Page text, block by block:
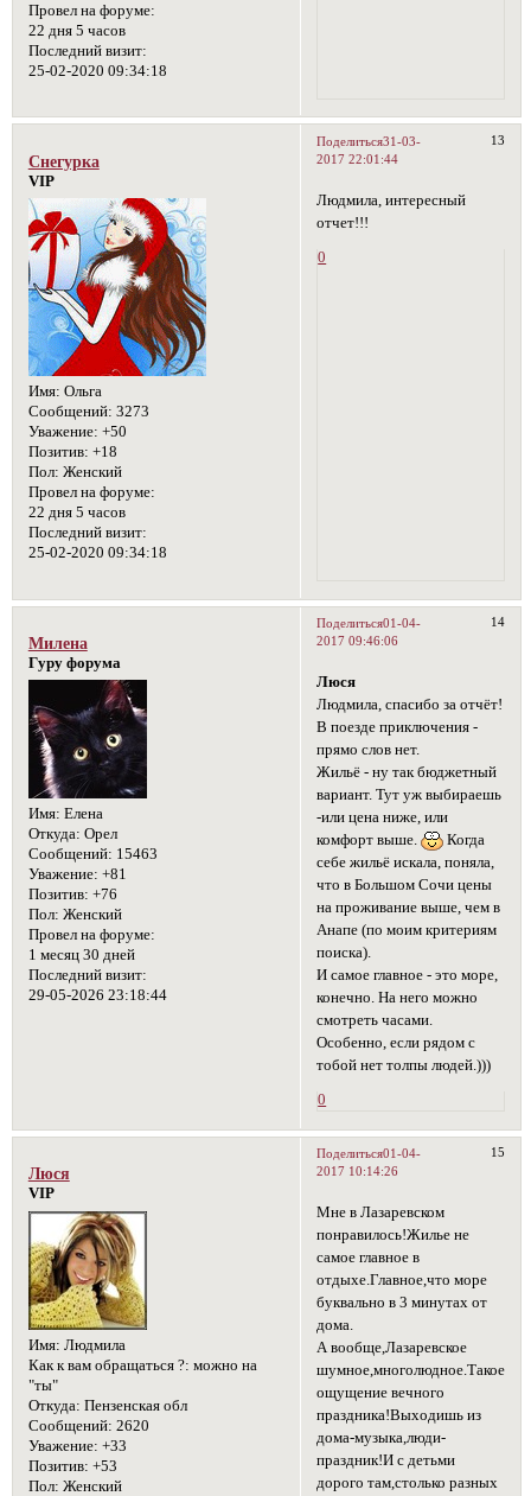
Провел на форуме:
22 дня 5 часов
Последний визит:
25-02-2020 09:34:18
Поделиться 13
31-03-
2017 22:01:44
Снегурка
VIP
Имя: Ольга
Сообщений: 3273
Уважение: +50
Позитив: +18
Пол: Женский
Провел на форуме:
22 дня 5 часов
Последний визит:
25-02-2020 09:34:18
Людмила, интересный
отчет!!!
0
Поделиться 14
01-04-
2017 09:46:06
Милена
Гуру форума
Имя: Елена
Откуда: Орел
Сообщений: 15463
Уважение: +81
Позитив: +76
Пол: Женский
Провел на форуме:
1 месяц 30 дней
Последний визит:
29-05-2026 23:18:44
Люся
Людмила, спасибо за отчёт!
В поезде приключения -
прямо слов нет.
Жильё - ну так бюджетный
вариант. Тут уж выбираешь
-или цена ниже, или
комфорт выше.
Когда
себе жильё искала, поняла,
что в Большом Сочи цены
на проживание выше, чем в
Анапе (по моим критериям
поиска).
И самое главное - это море,
конечно. На него можно
смотреть часами.
Особенно, если рядом с
тобой нет толпы людей.)))
0
Поделиться 15
01-04-
2017 10:14:26
Люся
VIP
Имя: Людмила
Как к вам обращаться ?: можно на
"ты"
Откуда: Пензенская обл
Сообщений: 2620
Уважение: +33
Позитив: +53
Пол: Женский
Мне в Лазаревском
понравилось!Жилье не
самое главное в
отдыхе.Главное,что море
буквально в 3 минутах от
дома.
А вообще,Лазаревское
шумное,многолюдное.Такое
ощущение вечного
праздника!Выходишь из
дома-музыка,люди-
праздник!И с детьми
дорого там,столько разных